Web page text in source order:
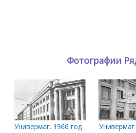
Фотографии
Универмаг. 1966 год Универмаг